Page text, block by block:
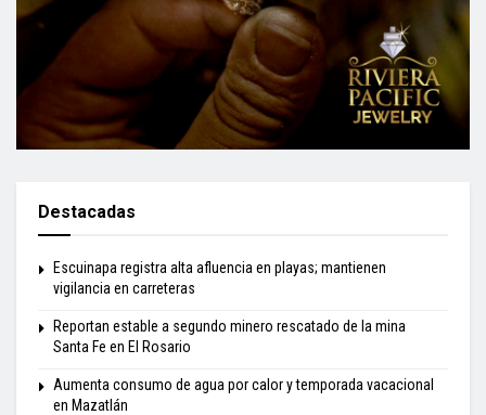
Destacadas
Escuinapa registra alta afluencia en playas; mantienen
vigilancia en carreteras
Reportan estable a segundo minero rescatado de la mina
Santa Fe en El Rosario
Aumenta consumo de agua por calor y temporada vacacional
en Mazatlán